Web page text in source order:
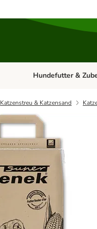
Kategorie-Menü
Hundefutter &
Katzenstreu & Katzensand